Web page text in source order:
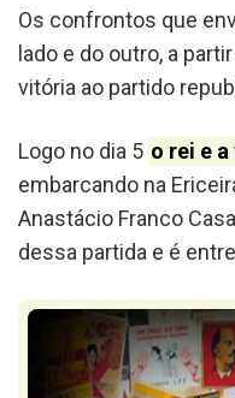
Os confrontos que
lado e do outro, a
vitória ao partido
Logo no dia 5 o rei e
embarcando na
Anastácio Franco
dessa partida e é